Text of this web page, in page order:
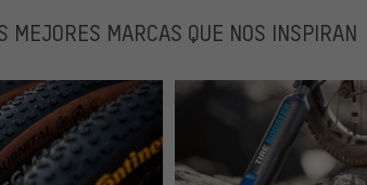
MEJORES MARCAS QUE NOS INSPIRAN